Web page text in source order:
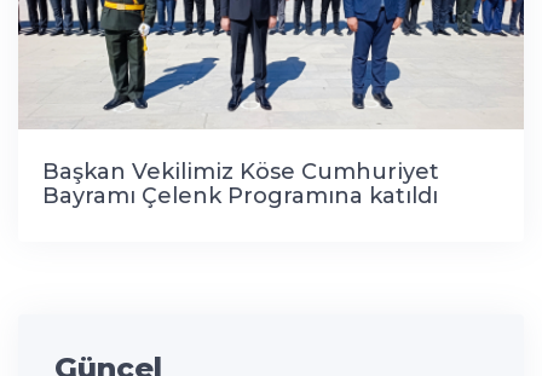
Başkan Vekilimiz Köse Cumhuriyet
Bayramı Çelenk Programına katıldı
Güncel